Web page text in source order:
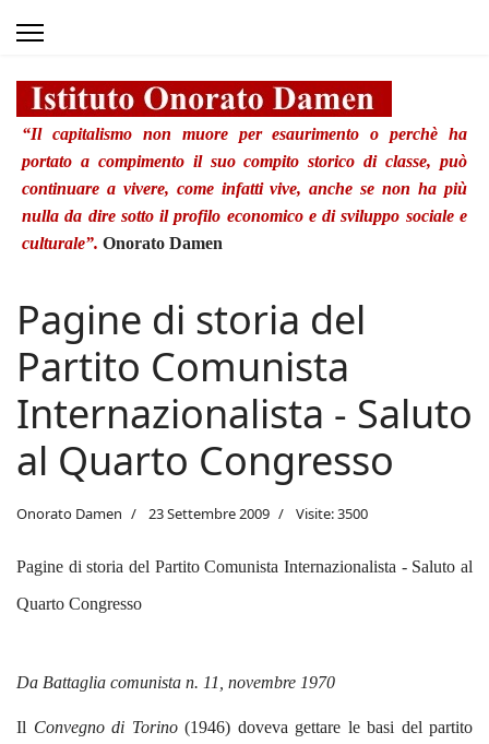
“Il capitalismo non muore per esaurimento o perchè ha
portato a compimento il suo compito storico di classe, può
continuare a vivere, come infatti vive, anche se non ha più
nulla da dire sotto il profilo economico e di sviluppo sociale e
culturale”. Onorato Damen
Pagine di storia del
Partito Comunista
Internazionalista - Saluto
al Quarto Congresso
Onorato Damen 23 Settembre 2009 Visite: 3500
Pagine di storia del Partito Comunista Internazionalista - Saluto al
Quarto Congresso
Da Battaglia comunista n. 11, novembre 1970
Il Convegno di Torino(1946) doveva gettare le basi del partito